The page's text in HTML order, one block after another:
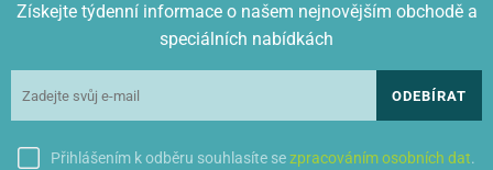
Získejte týdenní informace o našem nejnovějším obchodě a
speciálních nabídkách
ODEBÍRAT
Přihlášením k odběru souhlasíte sezpracováním osobních dat.